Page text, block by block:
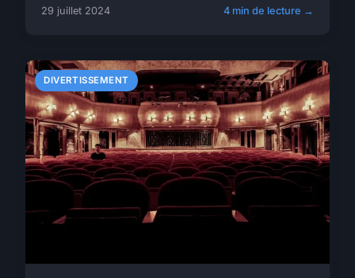
29 juillet 2024 4 min de lecture →
DIVERTISSEMENT